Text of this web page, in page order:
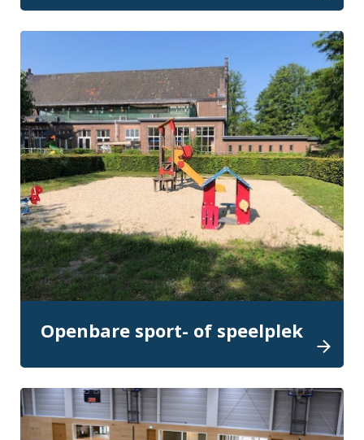
Openbare sport- of speelplek